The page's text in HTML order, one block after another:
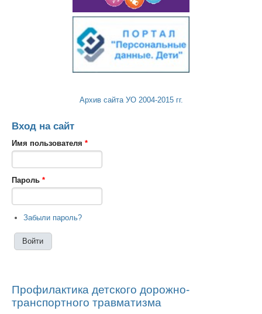
Архив сайта УО 2004-2015 гг.
Вход на сайт
Имя пользователя *
Пароль *
Забыли пароль?
Профилактика детского дорожно-
транспортного травматизма